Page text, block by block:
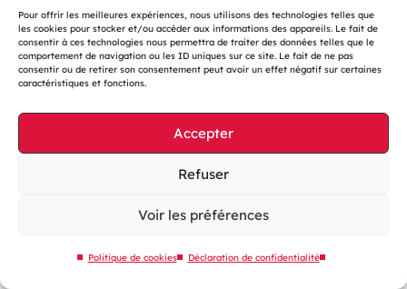
Pour offrir les meilleures expériences, nous utilisons des technologies telles que
les cookies pour stocker et/ou accéder aux informations des appareils. Le fait de
consentir à ces technologies nous permettra de traiter des données telles que le
comportement de navigation ou les ID uniques sur ce site. Le fait de ne pas
consentir ou de retirer son consentement peut avoir un effet négatif sur certaines
caractéristiques et fonctions.
Accepter
Refuser
Voir les préférences
Politique de cookies Déclaration de confidentialité
Gestion des cookies
Accessibilité : partiellement conforme
Site web éco-conçu
Plan du site